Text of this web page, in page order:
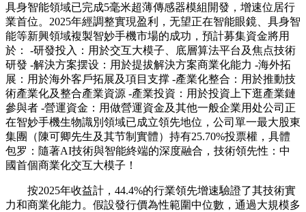
具身智能領域已完成5毫米超薄傳感器模組開發，增速位居行
業首位。2025年經調整實現盈利，无望正在智能眼鏡、具身智
能等新興領域複製智妙手機市場的成功，預計募集資金將用
於： -研發投入：用於交互大模子、底層算法平台及焦点技術
研發 -解決方案摆设：用於提拔解決方案商業化能力 -海外拓
展：用於海外客戶拓展及項目支撑 -產業化整合：用於推動技
術產業化及整合產業資源 -產業投資：用於投資上下逛產業鏈
參與者 -營運資金：用做營運資金及其他一般企業用处公司正
在智妙手機生物識別領域已成立領先地位，公司單一最大股東
集團（陳可卿先生及其节制實體）持有25.70%投票權，具體
包罗：隨著AI技術與智能終端的深度融合，技術領先性：中
國首個商業化交互大模子！
按2025年收益計，44.4%的行業領先增速驗證了其技術實
力和商業化能力。假設發行價為性範圍中位數，通過大規模多